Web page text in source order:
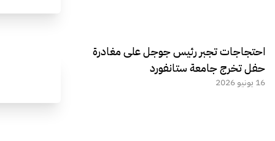
احتجاجات تجبر رئيس جوجل على مغادرة
حفل تخرج جامعة ستانفورد
16 يونيو 2026